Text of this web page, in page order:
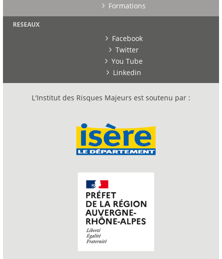
Formations
RESEAUX
Facebook
Twitter
You Tube
Linkedin
L'Institut des Risques Majeurs est soutenu par :